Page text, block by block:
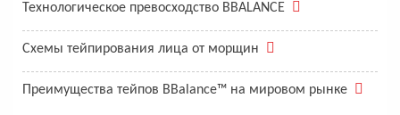
Технологическое превосходство BBALANCE
Схемы тейпирования лица от морщин
Преимущества тейпов BBalance™ на мировом рынке